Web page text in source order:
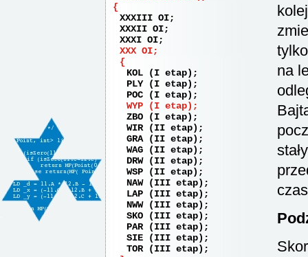
XXXIII OI
XXXII OI
XXXI OI
XXX OI
KOL (I etap)
PLY (I etap)
POC (I etap)
WYP (I etap)
ZBO (I etap)
WIR (II etap)
GRA (II etap)
WAG (II etap)
DRW (II etap)
WSP (II etap)
NAW (III etap)
LAP (III etap)
NWW (III etap)
SKO (III etap)
PAR (III etap)
SIE (III etap)
TOR (III etap)
na